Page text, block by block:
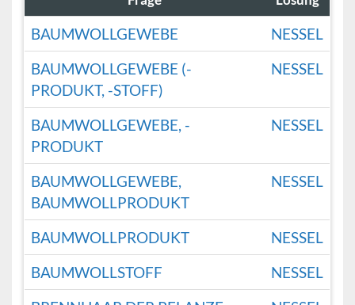
BAUMWOLLGEWEBE
NESSEL
BAUMWOLLGEWEBE (-
PRODUKT, -STOFF)
NESSEL
BAUMWOLLGEWEBE, -
PRODUKT
NESSEL
BAUMWOLLGEWEBE,
BAUMWOLLPRODUKT
NESSEL
BAUMWOLLPRODUKT
NESSEL
BAUMWOLLSTOFF
NESSEL